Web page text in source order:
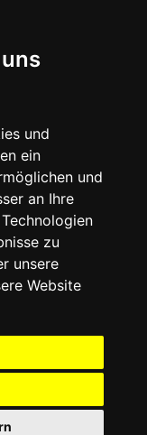
und
ein
und
an Ihre
zu
unsere
Website